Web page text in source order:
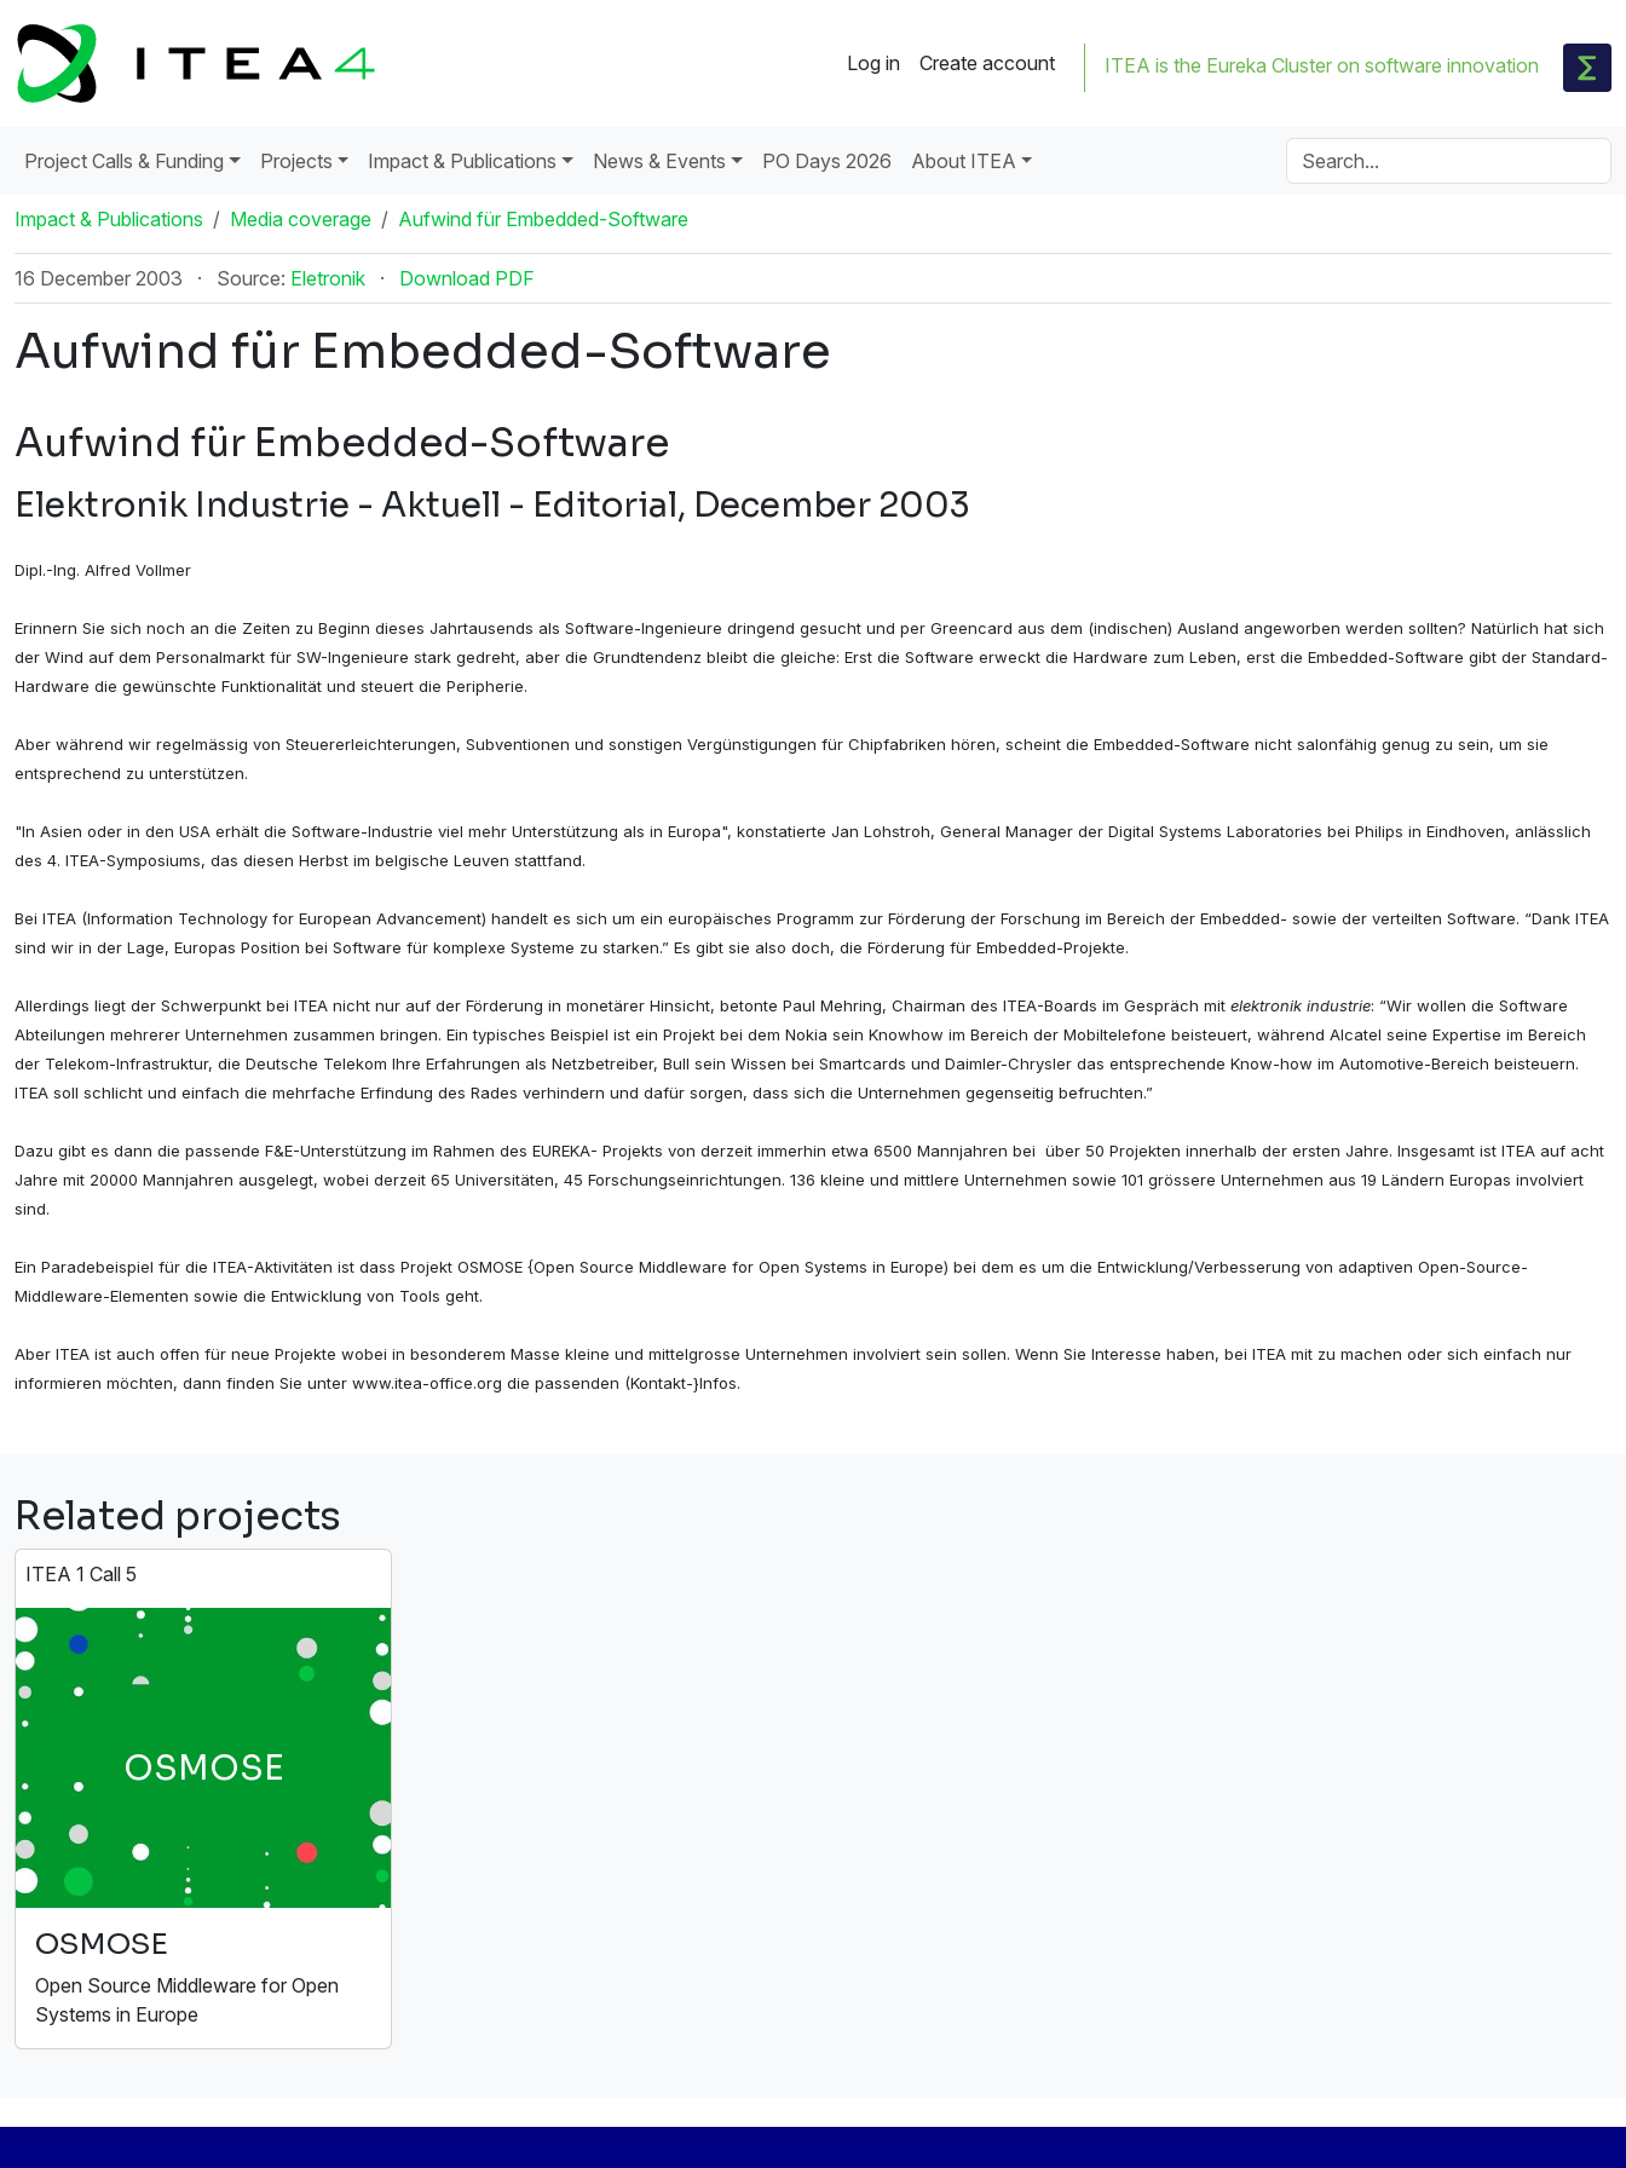
Log in Create account ITEA is the Eureka Cluster on software innovation
Project Calls & Funding Projects Impact & Publications News & Events PO Days 2026 About ITEA
Impact & Publications Media coverage Aufwind für Embedded-Software
16 December 2003 · Source: Eletronik · Download PDF
Aufwind für Embedded-Software
Aufwind für Embedded-Software
Elektronik Industrie - Aktuell - Editorial, December 2003
Dipl.-Ing. Alfred Vollmer
Erinnern Sie sich noch an die Zeiten zu Beginn dieses Jahrtausends als Software-Ingenieure dringend gesucht und per Greencard aus dem (indischen) Ausland angeworben werden sollten? Natürlich hat sich
der Wind auf dem Personalmarkt für SW-Ingenieure stark gedreht, aber die Grundtendenz bleibt die gleiche: Erst die Software erweckt die Hardware zum Leben, erst die Embedded-Software gibt der Standard-
Hardware die gewünschte Funktionalität und steuert die Peripherie.
Aber während wir regelmässig von Steuererleichterungen, Subventionen und sonstigen Vergünstigungen für Chipfabriken hören, scheint die Embedded-Software nicht salonfähig genug zu sein, um sie
entsprechend zu unterstützen.
"In Asien oder in den USA erhält die Software-Industrie viel mehr Unterstützung als in Europa", konstatierte Jan Lohstroh, General Manager der Digital Systems Laboratories bei Philips in Eindhoven, anlässlich
des 4. ITEA-Symposiums, das diesen Herbst im belgische Leuven stattfand.
Bei ITEA (Information Technology for European Advancement) handelt es sich um ein europäisches Programm zur Förderung der Forschung im Bereich der Embedded- sowie der verteilten Software. “Dank ITEA
sind wir in der Lage, Europas Position bei Software für komplexe Systeme zu starken.” Es gibt sie also doch, die Förderung für Embedded-Projekte.
Allerdings liegt der Schwerpunkt bei ITEA nicht nur auf der Förderung in monetärer Hinsicht, betonte Paul Mehring, Chairman des ITEA-Boards im Gespräch mit elektronik industrie: “Wir wollen die Software
Abteilungen mehrerer Unternehmen zusammen bringen. Ein typisches Beispiel ist ein Projekt bei dem Nokia sein Knowhow im Bereich der Mobiltelefone beisteuert, während Alcatel seine Expertise im Bereich
der Telekom-Infrastruktur, die Deutsche Telekom Ihre Erfahrungen als Netzbetreiber, Bull sein Wissen bei Smartcards und Daimler-Chrysler das entsprechende Know-how im Automotive-Bereich beisteuern.
ITEA soll schlicht und einfach die mehrfache Erfindung des Rades verhindern und dafür sorgen, dass sich die Unternehmen gegenseitig befruchten.”
Dazu gibt es dann die passende F&E-Unterstützung im Rahmen des EUREKA- Projekts von derzeit immerhin etwa 6500 Mannjahren bei über 50 Projekten innerhalb der ersten Jahre. Insgesamt ist ITEA auf acht
Jahre mit 20000 Mannjahren ausgelegt, wobei derzeit 65 Universitäten, 45 Forschungseinrichtungen. 136 kleine und mittlere Unternehmen sowie 101 grössere Unternehmen aus 19 Ländern Europas involviert
sind.
Ein Paradebeispiel für die ITEA-Aktivitäten ist dass Projekt OSMOSE {Open Source Middleware for Open Systems in Europe) bei dem es um die Entwicklung/Verbesserung von adaptiven Open-Source-
Middleware-Elementen sowie die Entwicklung von Tools geht.
Aber ITEA ist auch offen für neue Projekte wobei in besonderem Masse kleine und mittelgrosse Unternehmen involviert sein sollen. Wenn Sie Interesse haben, bei ITEA mit zu machen oder sich einfach nur
informieren möchten, dann finden Sie unter www.itea-office.org die passenden (Kontakt-}Infos.
Related projects
ITEA 1 Call 5
OSMOSE
OSMOSE
Open Source Middleware for Open
Systems in Europe